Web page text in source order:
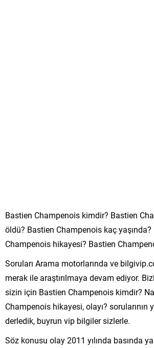
Bastien Champenois kimdir? Bastien
öldü? Bastien Champenois kaç yaşında?
Champenois hikayesi? Bastien
Soruları Arama motorlarında ve
merak ile araştırılmaya devam ediyor.
sizin için Bastien Champenois kimdir?
Champenois hikayesi, olayı? sorularının
derledik, buyrun vip bilgiler sizlerle.
Söz konusu olay 2011 yılında basında